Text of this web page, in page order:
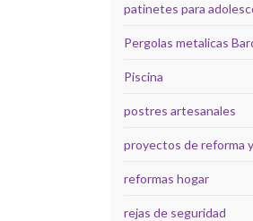
patinetes para
Pergolas metalicas
Piscina
postres artesanales
proyectos de reforma
reformas hogar
rejas de seguridad